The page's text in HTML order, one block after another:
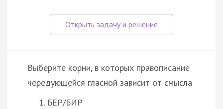
Выберите корни, в которых правописание
чередующейся гласной зависит от смысла
БЕР/БИР